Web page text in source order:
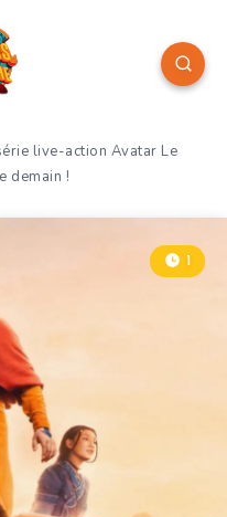
live-action Avatar Le
demain !
1